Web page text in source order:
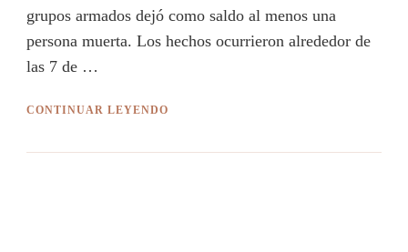
grupos armados dejó como saldo al menos una
persona muerta. Los hechos ocurrieron alrededor de
las 7 de …
CONTINUAR LEYENDO